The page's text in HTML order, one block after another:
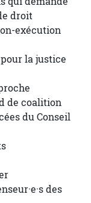
droit
exécution
la justice
de coalition
du Conseil
des